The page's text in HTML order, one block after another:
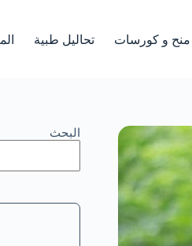
منح و كورسات تحاليل طبية
البحث